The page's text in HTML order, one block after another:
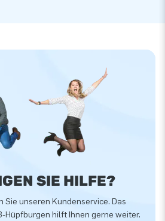
SIE HILFE?
Sie unseren Kundenservice. Das
Hüpfburgen hilft Ihnen gerne weiter.